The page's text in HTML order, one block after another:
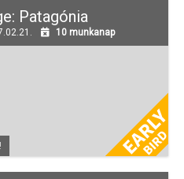
Patagónia
10 munkanap